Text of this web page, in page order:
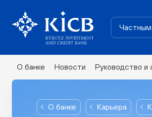
Частным
О банке Новости Руководство и
О банке Карьера